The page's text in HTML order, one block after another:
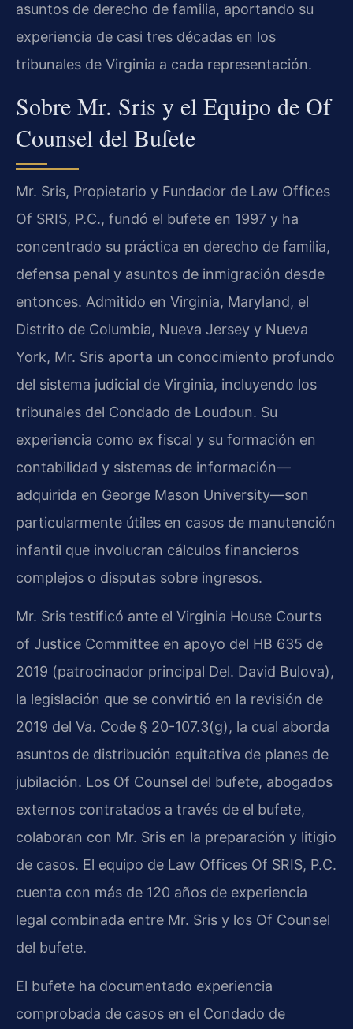
asuntos de derecho de familia, aportando su
experiencia de casi tres décadas en los
tribunales de Virginia a cada representación.
Sobre Mr. Sris y el Equipo de Of
Counsel del Bufete
Mr. Sris, Propietario y Fundador de Law Offices
Of SRIS, P.C., fundó el bufete en 1997 y ha
concentrado su práctica en derecho de familia,
defensa penal y asuntos de inmigración desde
entonces. Admitido en Virginia, Maryland, el
Distrito de Columbia, Nueva Jersey y Nueva
York, Mr. Sris aporta un conocimiento profundo
del sistema judicial de Virginia, incluyendo los
tribunales del Condado de Loudoun. Su
experiencia como ex fiscal y su formación en
contabilidad y sistemas de información—
adquirida en George Mason University—son
particularmente útiles en casos de manutención
infantil que involucran cálculos financieros
complejos o disputas sobre ingresos.
Mr. Sris testificó ante el Virginia House Courts
of Justice Committee en apoyo del HB 635 de
2019 (patrocinador principal Del. David Bulova),
la legislación que se convirtió en la revisión de
2019 del Va. Code § 20-107.3(g), la cual aborda
asuntos de distribución equitativa de planes de
jubilación. Los Of Counsel del bufete, abogados
externos contratados a través de el bufete,
colaboran con Mr. Sris en la preparación y litigio
de casos. El equipo de Law Offices Of SRIS, P.C.
cuenta con más de 120 años de experiencia
legal combinada entre Mr. Sris y los Of Counsel
del bufete.
El bufete ha documentado experiencia
comprobada de casos en el Condado de